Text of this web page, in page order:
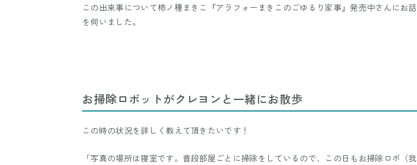
この出来事について柿ノ種まきこ『アラフォーまきこのごゆるり家事』発売中さんにお話
を伺いました。
お掃除ロボットがクレヨンと一緒にお散歩
この時の状況を詳しく教えて頂きたいです！
「写真の場所は寝室です。普段部屋ごとに掃除をしているので、この日もお掃除ロボ（我